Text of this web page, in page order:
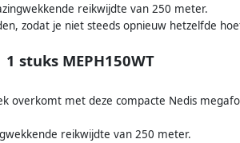
reikwijdte van 250 meter.
zodat je niet steeds opnieuw hetzelfde
stuks MEPH150WT
overkomt met deze compacte Nedis
reikwijdte van 250 meter.